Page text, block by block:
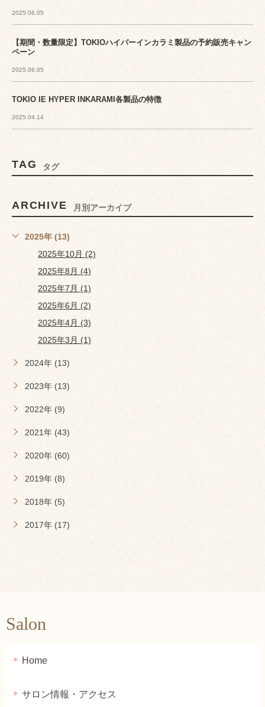
2025.06.05
【期間・数量限定】TOKIOハイパーインカラミ製品の予約販売キャン
ペーン
2025.06.05
TOKIO IE HYPER INKARAMI各製品の特徴
2025.04.14
TAG タグ
ARCHIVE 月別アーカイブ
2025年 (13)
2025年10月 (2)
2025年8月 (4)
2025年7月 (1)
2025年6月 (2)
2025年4月 (3)
2025年3月 (1)
2024年 (13)
2023年 (13)
2022年 (9)
2021年 (43)
2020年 (60)
2019年 (8)
2018年 (5)
2017年 (17)
Salon
Home
サロン情報・アクセス